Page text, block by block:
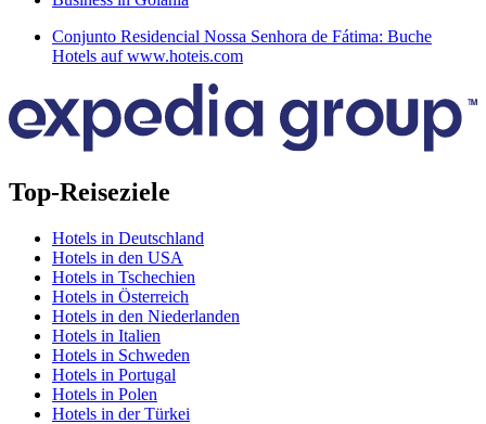
Conjunto Residencial Nossa Senhora de Fátima: Buche
Hotels auf www.hoteis.com
Top-Reiseziele
Hotels in Deutschland
Hotels in den USA
Hotels in Tschechien
Hotels in Österreich
Hotels in den Niederlanden
Hotels in Italien
Hotels in Schweden
Hotels in Portugal
Hotels in Polen
Hotels in der Türkei